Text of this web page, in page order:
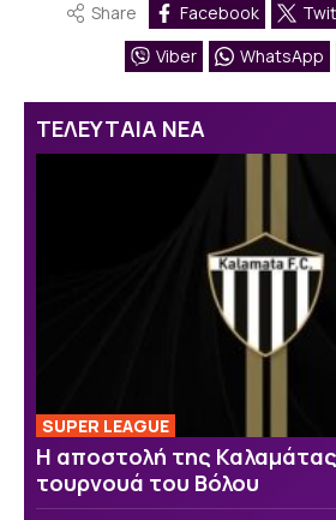
Share Facebook
Viber
WhatsApp
ΤΕΛΕΥΤΑΙΑ ΝΕΑ
SUPER LEAGUE
Η αποστολή της Καλαμάτας
τουρνουά του Βόλου